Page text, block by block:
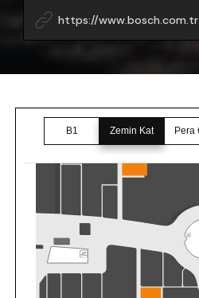
https://www.bosch.com.tr